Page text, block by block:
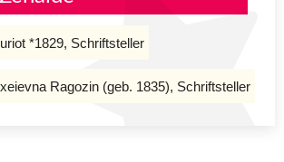
*1829, Schriftsteller
Ragozin (geb. 1835), Schriftsteller